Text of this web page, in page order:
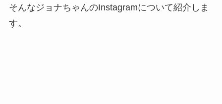
そんなジョナちゃんのInstagramについて紹介しま
す。